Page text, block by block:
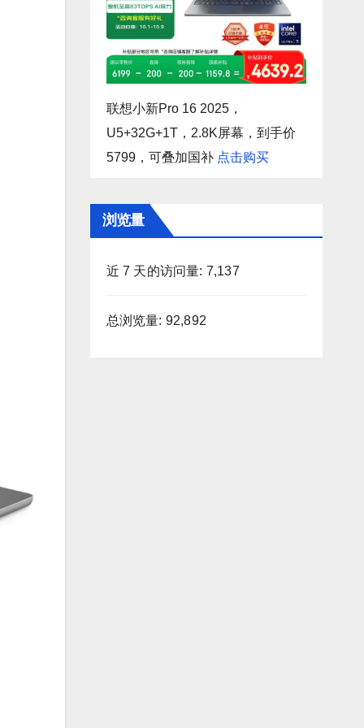
联想小新Pro 16 2025，
U5+32G+1T，2.8K屏幕，到手价
5799，可叠加国补 点击购买
浏览量
近 7 天的访问量: 7,137
总浏览量: 92,892